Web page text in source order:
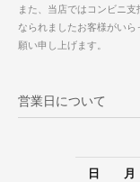
また、当店ではコンビニ
なられましたお客様がい
願い申し上げます。
営業日について
日
月